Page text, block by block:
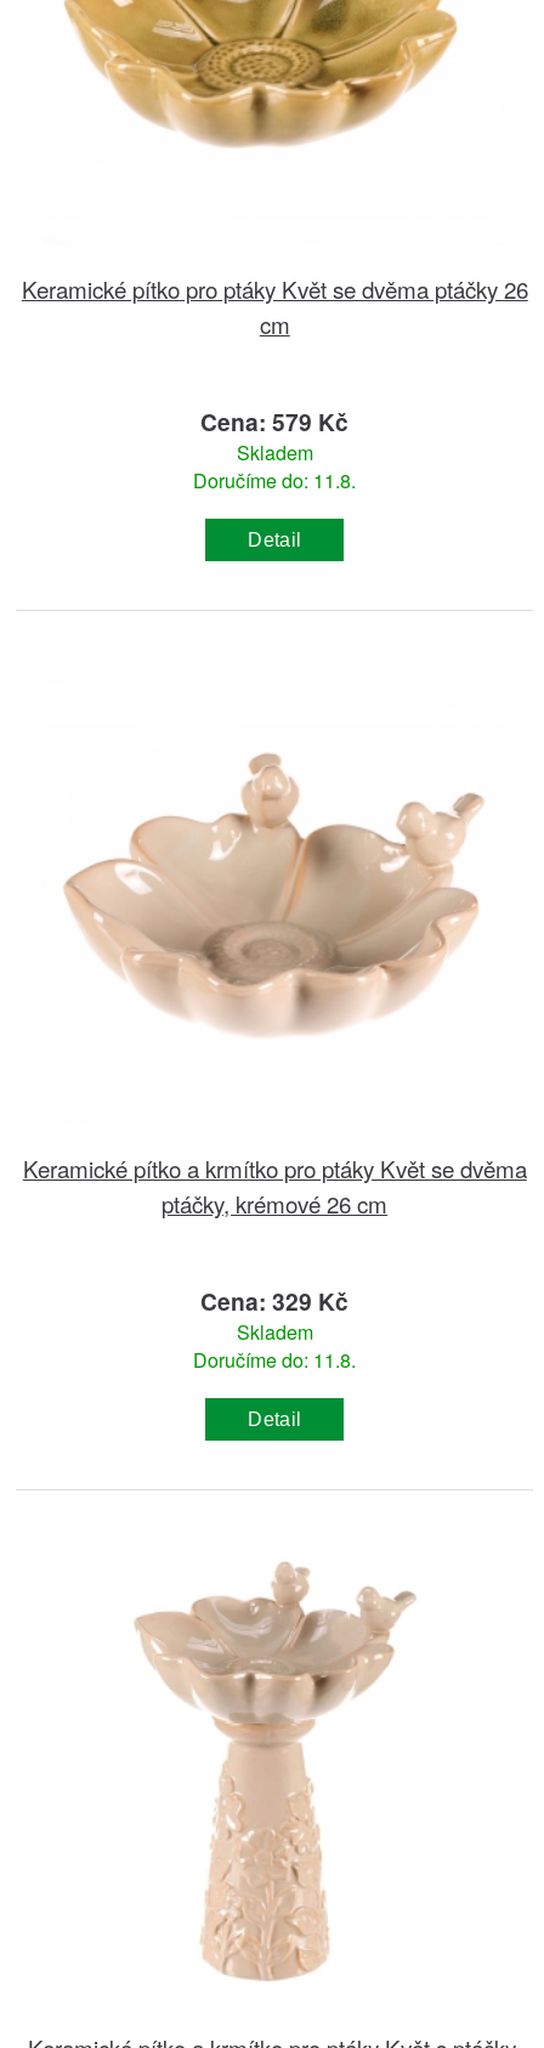
Keramické pítko pro ptáky Květ se dvěma ptáčky 26
cm
Cena: 579 Kč
Skladem
Doručíme do: 11.8.
Detail
Keramické pítko a krmítko pro ptáky Květ se dvěma
ptáčky, krémové 26 cm
Cena: 329 Kč
Skladem
Doručíme do: 11.8.
Detail